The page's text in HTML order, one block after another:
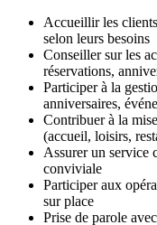
Accueillir les
selon leurs besoins
Conseiller sur les
réservations,
Participer à la
anniversaires,
Contribuer à la
(accueil, loisirs,
Assurer un service
conviviale
Participer aux
sur place
Prise de parole